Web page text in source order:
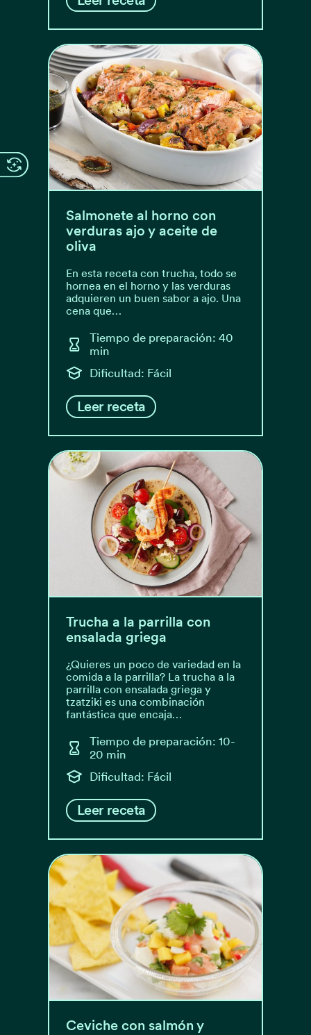
Salmonete al horno con
verduras ajo y aceite de
oliva
En esta receta con trucha, todo se
hornea en el horno y las verduras
adquieren un buen sabor a ajo. Una
cena que…
Tiempo de preparación: 40
min
Dificultad: Fácil
Leer receta
Trucha a la parrilla con
ensalada griega
¿Quieres un poco de variedad en la
comida a la parrilla? La trucha a la
parrilla con ensalada griega y
tzatziki es una combinación
fantástica que encaja…
Tiempo de preparación: 10-
20 min
Dificultad: Fácil
Leer receta
Ceviche con salmón y